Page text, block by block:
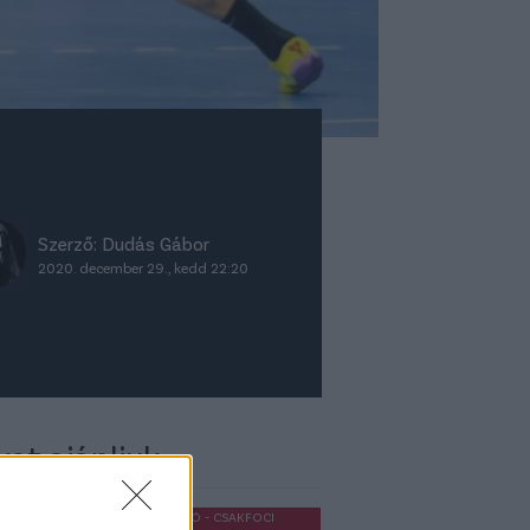
Szerző: Dudás Gábor
2020. december 29., kedd 22:20
ajánljuk
OLDALHÁLÓ - CSAKFOCI